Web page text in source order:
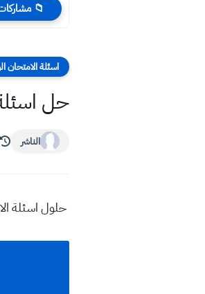
📁
اسئلة الامتحان
حل اسئلة
الناشر
حلولاسئلة